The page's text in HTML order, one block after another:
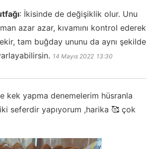
: İkisinde de değişiklik olur. Unu
azar azar, kıvamını kontrol ederek
tam buğday ununu da aynı şekilde
14 Mayıs 2022 13:30
kek yapma denemelerim hüsranla
iki seferdir yapıyorum ,harika 🥰 çok